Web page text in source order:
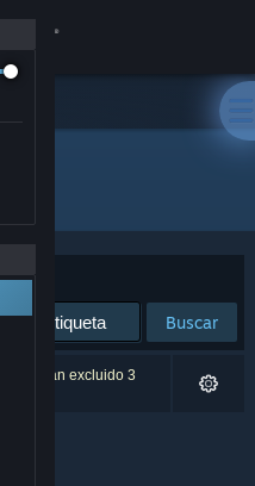
Buscar
Se han excluido 3